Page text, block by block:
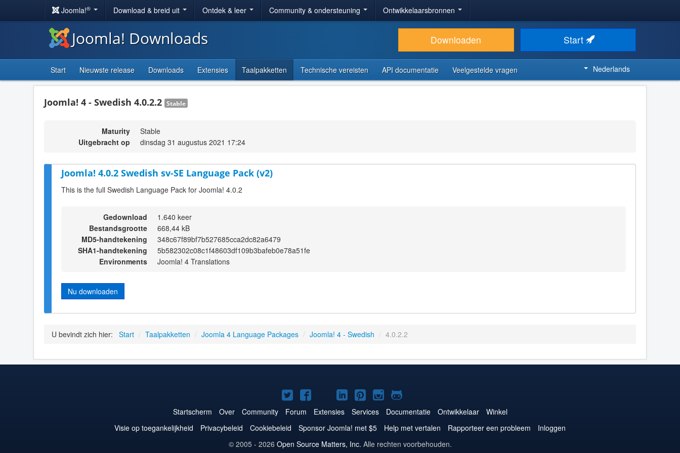
Joomla!® Download & breid uit Ontdek & leer Community & ondersteuning Ontwikkelaarsbronnen
Joomla! Downloads Downloaden Start
Start Nieuwste release Downloads Extensies Taalpakketten Technische vereisten API documentatie Veelgestelde vragen Nederlands
Joomla! 4 - Swedish 4.0.2.2 Stable
Maturity
Stable
Uitgebracht op
dinsdag 31 augustus 2021 17:24
Joomla! 4.0.2 Swedish sv-SE Language Pack (v2)
This is the full Swedish Language Pack for Joomla! 4.0.2
Gedownload
1.640 keer
Bestandsgrootte
668,44 kB
MD5-handtekening
348c67f89bf7b527685cca2dc82a6479
SHA1-handtekening
5b582302c08c1f48603df109b3bafeb0e78a51fe
Environments
Joomla! 4 Translations
Nu downloaden
U bevindt zich hier: Start / Taalpakketten / Joomla 4 Language Packages / Joomla! 4 - Swedish / 4.0.2.2
Joomla!
op
Twitter
Joomla!
op
Facebook
Joomla!
op
YouTube
Joomla!
op
LinkedIn
Joomla!
op
Pinterest
Joomla!
op
Instagram
Joomla!
op
GitHub
Startscherm Over Community Forum Extensies Services Documentatie Ontwikkelaar
Winkel
Visie op toegankelijkheid
Privacybeleid Cookiebeleid Sponsor Joomla! met $5 Help met vertalen Rapporteer een probleem
Inloggen
© 2005 - 2026 Open Source Matters, Inc. Alle rechten voorbehouden.